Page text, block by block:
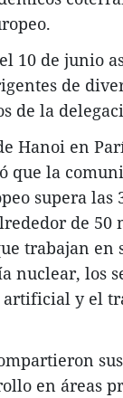
10 de junio
de
de la
Hanoi en
que la
supera las
de 50
trabajan en
nuclear, los
y el
en áreas